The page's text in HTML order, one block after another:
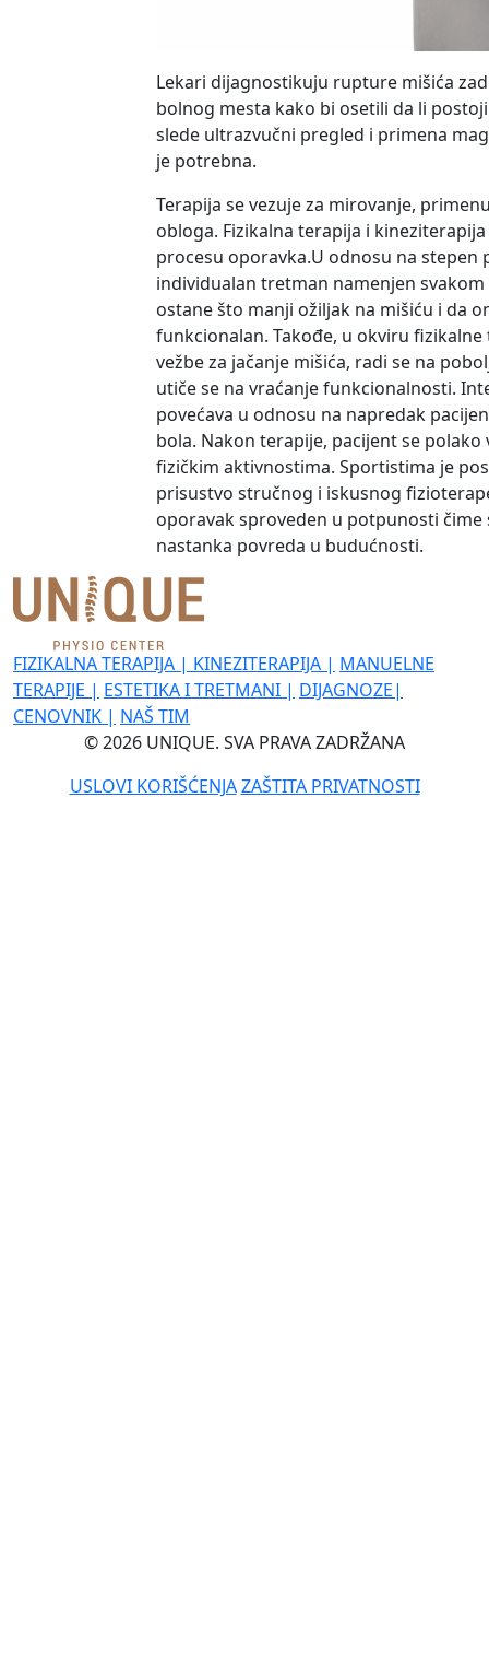
Lekari dijagnostikuju rupture mišića
bolnog mesta kako bi osetili da li
slede ultrazvučni pregled i primena
je potrebna.
Terapija se vezuje za mirovanje,
obloga. Fizikalna terapija i
procesu oporavka.U odnosu na stepen
individualan tretman namenjen
ostane što manji ožiljak na mišiću i da
funkcionalan. Takođe, u okviru
vežbe za jačanje mišića, radi se na
utiče se na vraćanje funkcionalnosti.
povećava u odnosu na napredak
bola. Nakon terapije, pacijent se polako
fizičkim aktivnostima. Sportistima je
prisustvo stručnog i iskusnog
oporavak sproveden u potpunosti čime
nastanka povreda u budućnosti.
FIZIKALNA TERAPIJA | KINEZITERAPIJA | MANUELNE
TERAPIJE | ESTETIKA I TRETMANI | DIJAGNOZE|
CENOVNIK | NAŠ TIM
© 2026 UNIQUE. SVA PRAVA ZADRŽANA
USLOVI KORIŠĆENJA ZAŠTITA PRIVATNOSTI